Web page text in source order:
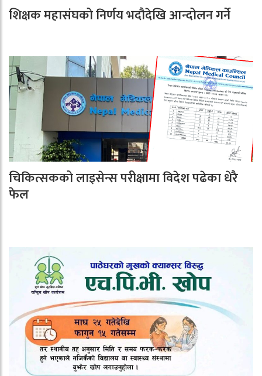
शिक्षक महासंघको निर्णय भदौदेखि आन्दोलन गर्ने
चिकित्सकको लाइसेन्स परीक्षामा विदेश पढेका धेरै
फेल